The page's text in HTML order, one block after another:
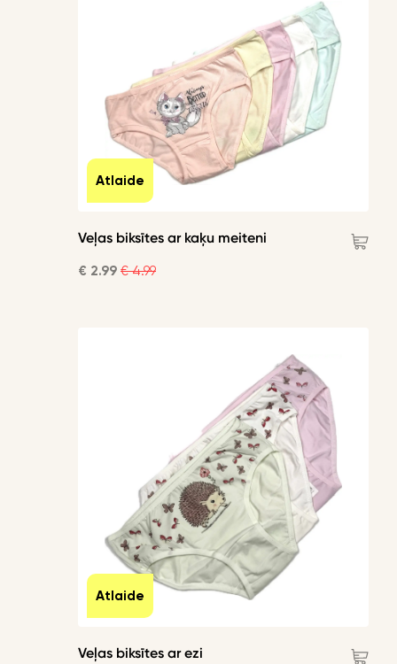
Atlaide
Veļas biksītes ar kaķu meiteni
€ 2.99 € 4.99
Atlaide
Veļas biksītes ar ezi